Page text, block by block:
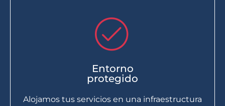
Entorno
protegido
Alojamos tus servicios en una infraestructura